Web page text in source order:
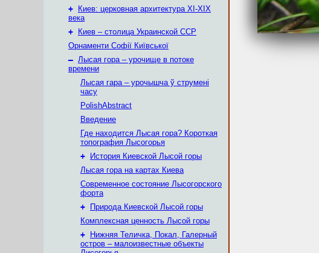
+
Киев: церковная архитектура XI-XIX
века
+
Киев – столица Украинской ССР
Орнаменти Софії Київської
– Лысая гора – урочище в потоке
времени
Лысая гара – урочышча ў струмені
часу
PolishAbstract
Введение
Где находится Лысая гора? Короткая
топография Лысогорья
+
История Киевской Лысой горы
Лысая гора на картах Киева
Современное состояние Лысогорского
форта
+
Природа Киевской Лысой горы
Комплексная ценность Лысой горы
+
Нижняя Теличка, Покал, Галерный
остров – малоизвестные объекты